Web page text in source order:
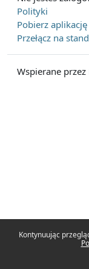
Kontynuując
Polityki
Pobierz
Przełącz na
Wspierane przez